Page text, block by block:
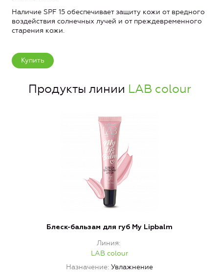
Наличие SPF 15 обеспечивает защиту кожи от вредного
воздействия солнечных лучей и от преждевременного
старения кожи.
Купить
Продукты линии LAB colour
Блеск-бальзам для губ My Lipbalm
Линия
LAB colour
Назначение Увлажнение